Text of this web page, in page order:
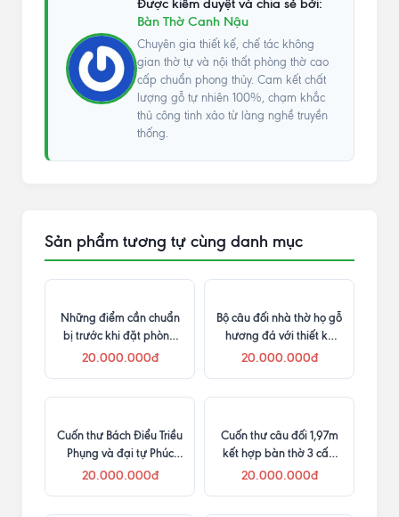
Được kiểm duyệt và chia sẻ bởi:
Bàn Thờ Canh Nậu
Chuyên gia thiết kế, chế tác không
gian thờ tự và nội thất phòng thờ cao
cấp chuẩn phong thủy. Cam kết chất
lượng gỗ tự nhiên 100%, chạm khắc
thủ công tinh xảo từ làng nghề truyền
thống.
Sản phẩm tương tự cùng danh mục
Những điểm cần chuẩn
bị trước khi đặt phòng
thờ
20.000.000đ
Bộ câu đối nhà thờ họ gỗ
hương đá với thiết kế
lòng liền
20.000.000đ
Cuốn thư Bách Điểu Triều
Phụng và đại tự Phúc
Trạch Vĩnh Tồn cùng cửa
20.000.000đ
Cuốn thư câu đối 1,97m
kết hợp bàn thờ 3 cấp
và khám thờ
20.000.000đ